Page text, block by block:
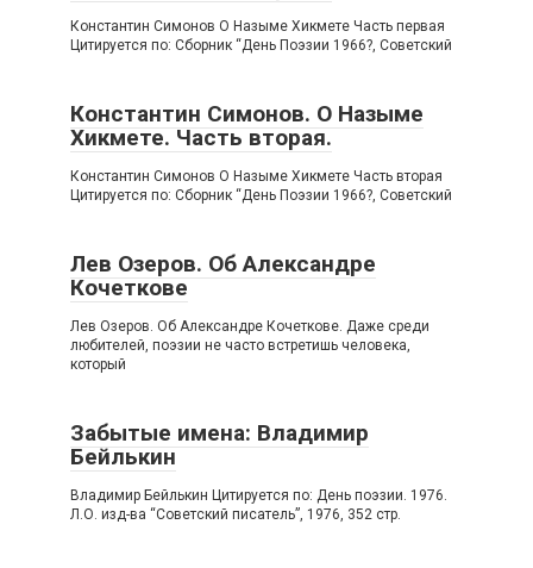
Константин Симонов О Назыме Хикмете Часть первая
Цитируется по: Сборник “День Поэзии 1966?, Советский
Константин Симонов. О Назыме
Хикмете. Часть вторая.
Константин Симонов О Назыме Хикмете Часть вторая
Цитируется по: Сборник “День Поэзии 1966?, Советский
Лев Озеров. Об Александре
Кочеткове
Лев Озеров. Об Александре Кочеткове. Даже среди
любителей, поэзии не часто встретишь человека,
который
Забытые имена: Владимир
Бейлькин
Владимир Бейлькин Цитируется по: День поэзии. 1976.
Л.О. изд-ва “Советский писатель”, 1976, 352 стр.